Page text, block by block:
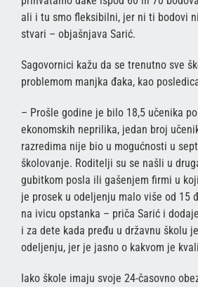
ali i tu smo fleksibilni, jer ni ti bodovi
stvari – objašnjava Sarić.
Sagovornici kažu da se trenutno sve
problemom manjka đaka, kao
– Prošle godine je bilo 18,5 učenika
ekonomskih neprilika, jedan broj
razredima nije bio u mogućnosti u
školovanje. Roditelji su se našli u
gubitkom posla ili gašenjem firmi u
je prosek u odeljenju malo više od 15
na ivicu opstanka – priča Sarić i
i za dete kada pređu u državnu školu
odeljenju, jer je jasno o kakvom je
Iako škole imaju svoje 24-časovno